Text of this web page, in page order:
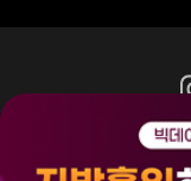
365mc